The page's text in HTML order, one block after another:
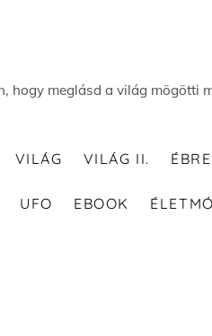
hogy meglásd a világ mögötti
VILÁG VILÁG II.
UFO EBOOK